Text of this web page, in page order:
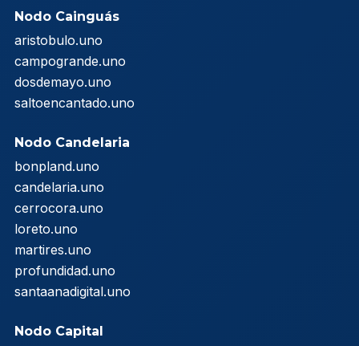
Nodo Cainguás
aristobulo.uno
campogrande.uno
dosdemayo.uno
saltoencantado.uno
Nodo Candelaria
bonpland.uno
candelaria.uno
cerrocora.uno
loreto.uno
martires.uno
profundidad.uno
santaanadigital.uno
Nodo Capital